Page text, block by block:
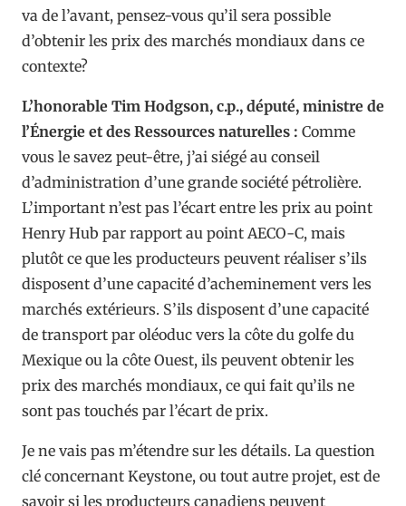
va de l’avant, pensez-vous qu’il sera possible
d’obtenir les prix des marchés mondiaux dans ce
contexte?
L’honorable Tim Hodgson, c.p., député, ministre de
l’Énergie et des Ressources naturelles : Comme
vous le savez peut-être, j’ai siégé au conseil
d’administration d’une grande société pétrolière.
L’important n’est pas l’écart entre les prix au point
Henry Hub par rapport au point AECO-C, mais
plutôt ce que les producteurs peuvent réaliser s’ils
disposent d’une capacité d’acheminement vers les
marchés extérieurs. S’ils disposent d’une capacité
de transport par oléoduc vers la côte du golfe du
Mexique ou la côte Ouest, ils peuvent obtenir les
prix des marchés mondiaux, ce qui fait qu’ils ne
sont pas touchés par l’écart de prix.
Je ne vais pas m’étendre sur les détails. La question
clé concernant Keystone, ou tout autre projet, est de
savoir si les producteurs canadiens peuvent